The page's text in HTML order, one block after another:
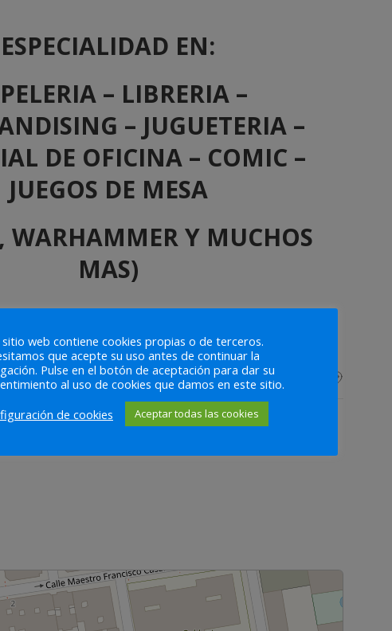
ESPECIALIDAD EN:
– LIBRERIA –
– JUGUETERIA –
DE OFICINA – COMIC –
JUEGOS DE MESA
WARHAMMER Y MUCHOS
MAS)
A CONOCERNOS
sitio web contiene cookies propias o de terceros.
que acepte su uso antes de continuar la
Pulse en el botón de aceptación para dar su
al uso de cookies que damos en este sitio.
de cookies
Aceptar todas las cookies